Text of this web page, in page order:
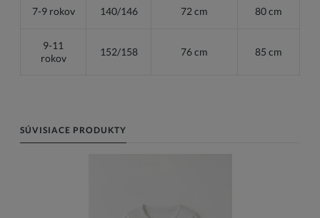
7-9 rokov 140/146 72 cm 80 cm
9-11
rokov
152/158 76 cm 85 cm
SÚVISIACE PRODUKTY